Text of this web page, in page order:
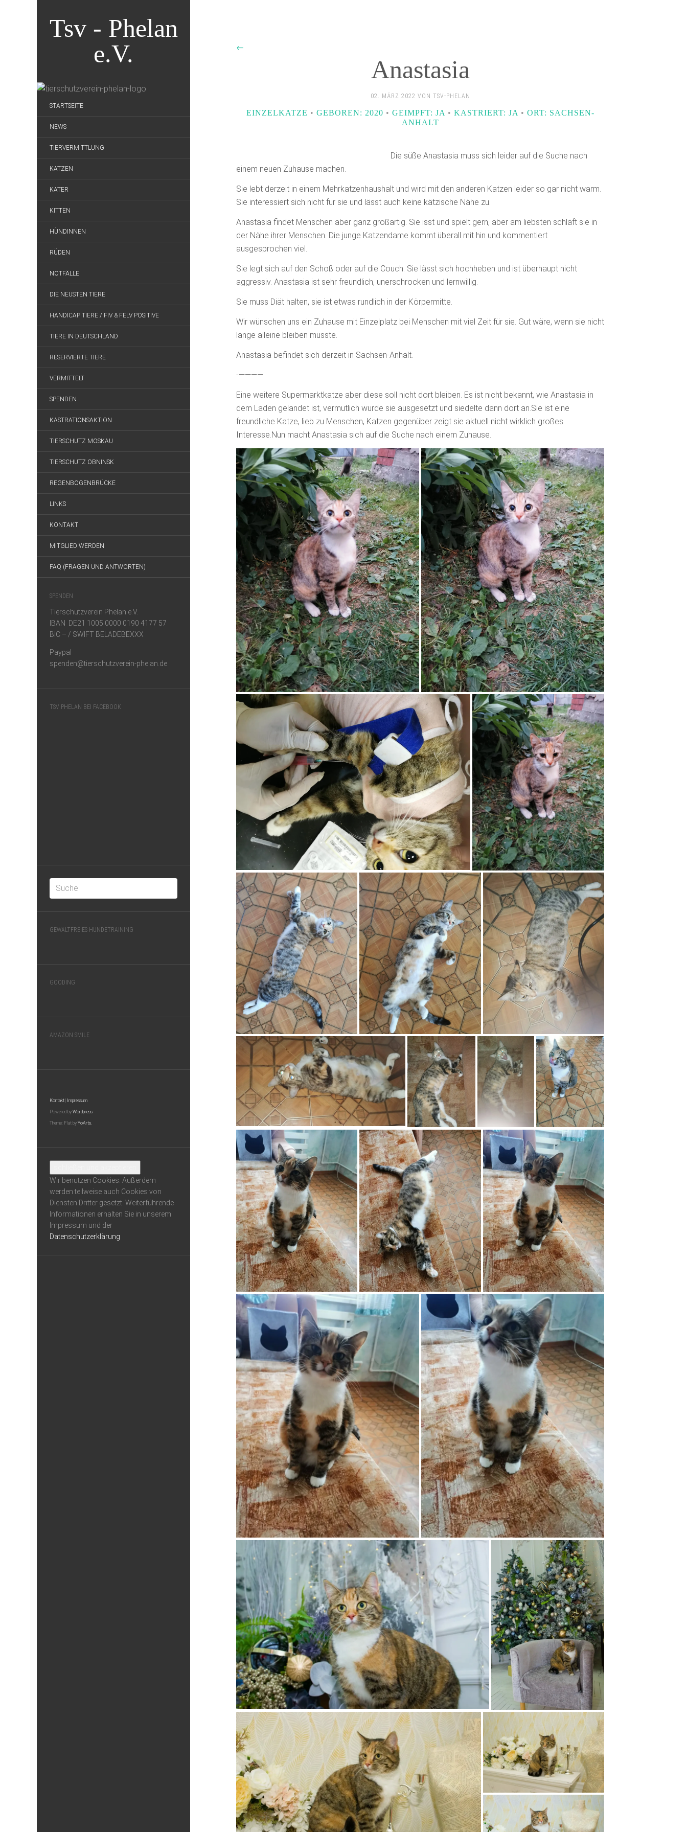
Tsv - Phelan
e.V.
STARTSEITE
NEWS
TIERVERMITTLUNG
KATZEN
KATER
KITTEN
HÜNDINNEN
RÜDEN
NOTFÄLLE
DIE NEUSTEN TIERE
HANDICAP TIERE / FIV & FELV POSITIVE
TIERE IN DEUTSCHLAND
RESERVIERTE TIERE
VERMITTELT
SPENDEN
KASTRATIONSAKTION
TIERSCHUTZ MOSKAU
TIERSCHUTZ OBNINSK
REGENBOGENBRÜCKE
LINKS
KONTAKT
MITGLIED WERDEN
FAQ (FRAGEN UND ANTWORTEN)
SPENDEN
Tierschutzverein Phelan e.V.
IBAN DE21 1005 0000 0190 4177 57
BIC – / SWIFT BELADEBEXXX
Paypal
spenden@tierschutzverein-phelan.de
TSV PHELAN BEI FACEBOOK
GEWALTFREIES HUNDETRAINING
GOODING
AMAZON SMILE
Kontakt Impressum
Powered by Wordpress
Theme: Flat by YoArts.
Wir benutzen Cookies. Außerdem
werden teilweise auch Cookies von
Diensten Dritter gesetzt. Weiterführende
Informationen erhalten Sie in unserem
Impressum und der
Datenschutzerklärung
←
Anastasia
02. MÄRZ 2022 VON TSV-PHELAN
EINZELKATZE • GEBOREN: 2020 • GEIMPFT: JA • KASTRIERT: JA • ORT: SACHSEN-
ANHALT
Die süße Anastasia muss sich leider auf die Suche nach
einem neuen Zuhause machen.
Sie lebt derzeit in einem Mehrkatzenhaushalt und wird mit den anderen Katzen leider so gar nicht warm.
Sie interessiert sich nicht für sie und lässt auch keine kätzische Nähe zu.
Anastasia findet Menschen aber ganz großartig. Sie isst und spielt gern, aber am liebsten schläft sie in
der Nähe ihrer Menschen. Die junge Katzendame kommt überall mit hin und kommentiert
ausgesprochen viel.
Sie legt sich auf den Schoß oder auf die Couch. Sie lässt sich hochheben und ist überhaupt nicht
aggressiv. Anastasia ist sehr freundlich, unerschrocken und lernwillig.
Sie muss Diät halten, sie ist etwas rundlich in der Körpermitte.
Wir wünschen uns ein Zuhause mit Einzelplatz bei Menschen mit viel Zeit für sie. Gut wäre, wenn sie nicht
lange alleine bleiben müsste.
Anastasia befindet sich derzeit in Sachsen-Anhalt.
‐————
Eine weitere Supermarktkatze aber diese soll nicht dort bleiben. Es ist nicht bekannt, wie Anastasia in
dem Laden gelandet ist, vermutlich wurde sie ausgesetzt und siedelte dann dort an.Sie ist eine
freundliche Katze, lieb zu Menschen, Katzen gegenüber zeigt sie aktuell nicht wirklich großes
Interesse.Nun macht Anastasia sich auf die Suche nach einem Zuhause.